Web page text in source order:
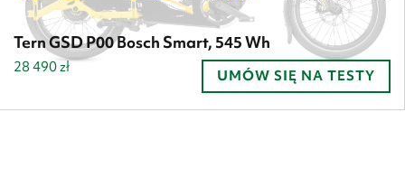
Tern GSD P00 Bosch Smart, 545 Wh
28 490zł UMÓW SIĘ NA TESTY